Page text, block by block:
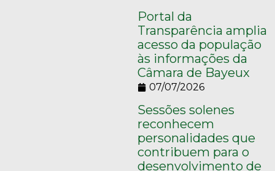
Portal da
Transparência amplia
acesso da população
às informações da
Câmara de Bayeux
07/07/2026
Sessões solenes
reconhecem
personalidades que
contribuem para o
desenvolvimento de